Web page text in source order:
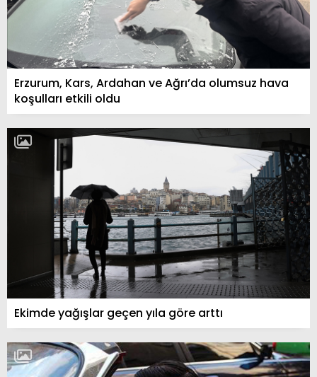
Erzurum, Kars, Ardahan ve Ağrı’da olumsuz hava
koşulları etkili oldu
Ekimde yağışlar geçen yıla göre arttı